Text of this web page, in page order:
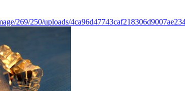
269/250/uploads/